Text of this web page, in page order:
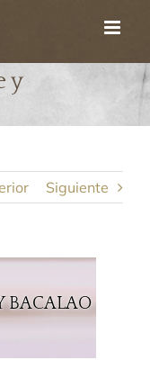
y
Siguiente
BACALAO